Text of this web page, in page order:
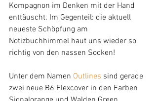
Kompagnon im Denken mit der Hand
enttäuscht. Im Gegenteil: die aktuell
neueste Schöpfung am
Notizbuchhimmel haut uns wieder so
richtig von den nassen Socken!
Unter dem Namen Outlines sind gerade
zwei neue B6 Flexcover in den Farben